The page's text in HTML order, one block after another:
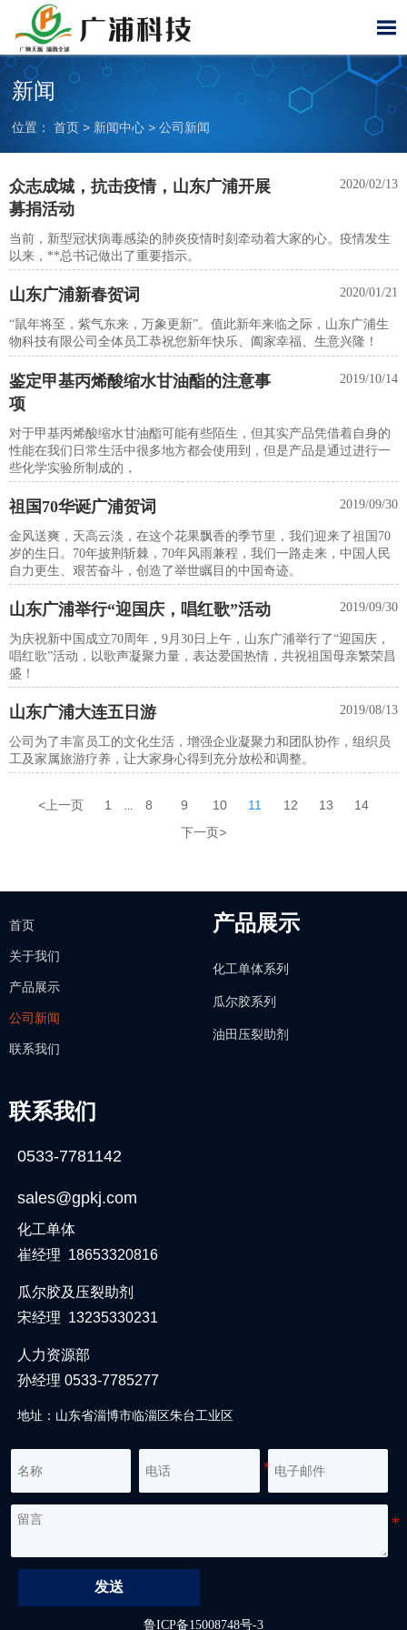

新闻
位置：首页 > 新闻中心 >公司新闻
众志成城，抗击疫情，山东广浦开展
募捐活动
2020/02/13
当前，新型冠状病毒感染的肺炎疫情时刻牵动着大家的心。疫情发生
以来，**总书记做出了重要指示。
山东广浦新春贺词 2020/01/21
“鼠年将至，紫气东来，万象更新”。值此新年来临之际，山东广浦生
物科技有限公司全体员工恭祝您新年快乐、阖家幸福、生意兴隆！
鉴定甲基丙烯酸缩水甘油酯的注意事
项
2019/10/14
对于甲基丙烯酸缩水甘油酯可能有些陌生，但其实产品凭借着自身的
性能在我们日常生活中很多地方都会使用到，但是产品是通过进行一
些化学实验所制成的，
祖国70华诞广浦贺词 2019/09/30
金风送爽，天高云淡，在这个花果飘香的季节里，我们迎来了祖国70
岁的生日。70年披荆斩棘，70年风雨兼程，我们一路走来，中国人民
自力更生、艰苦奋斗，创造了举世瞩目的中国奇迹。
山东广浦举行“迎国庆，唱红歌”活动 2019/09/30
为庆祝新中国成立70周年，9月30日上午，山东广浦举行了“迎国庆，
唱红歌”活动，以歌声凝聚力量，表达爱国热情，共祝祖国母亲繁荣昌
盛！
山东广浦大连五日游 2019/08/13
公司为了丰富员工的文化生活，增强企业凝聚力和团队协作，组织员
工及家属旅游疗养，让大家身心得到充分放松和调整。
<上一页 1 ... 8 9 10 11 12 13
14
下一页>
首页
关于我们
产品展示
公司新闻
联系我们
产品展示
化工单体系列
瓜尔胶系列
油田压裂助剂
联系我们
0533-7781142
sales@gpkj.com
化工单体
崔经理 18653320816
瓜尔胶及压裂助剂
宋经理 13235330231
人力资源部
孙经理 0533-7785277
地址：山东省淄博市临淄区朱台工业区
发送
鲁ICP备15008748号-3